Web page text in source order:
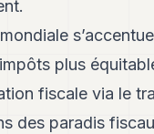
plus
fiscale via le
des paradis